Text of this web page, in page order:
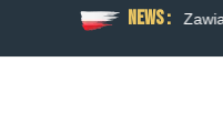
News :
RAGT